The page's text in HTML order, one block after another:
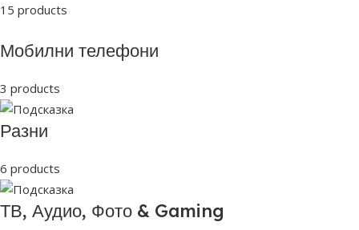
15 products
Мобилни телефони
3 products
Разни
6 products
ТВ, Аудио, Фото & Gaming